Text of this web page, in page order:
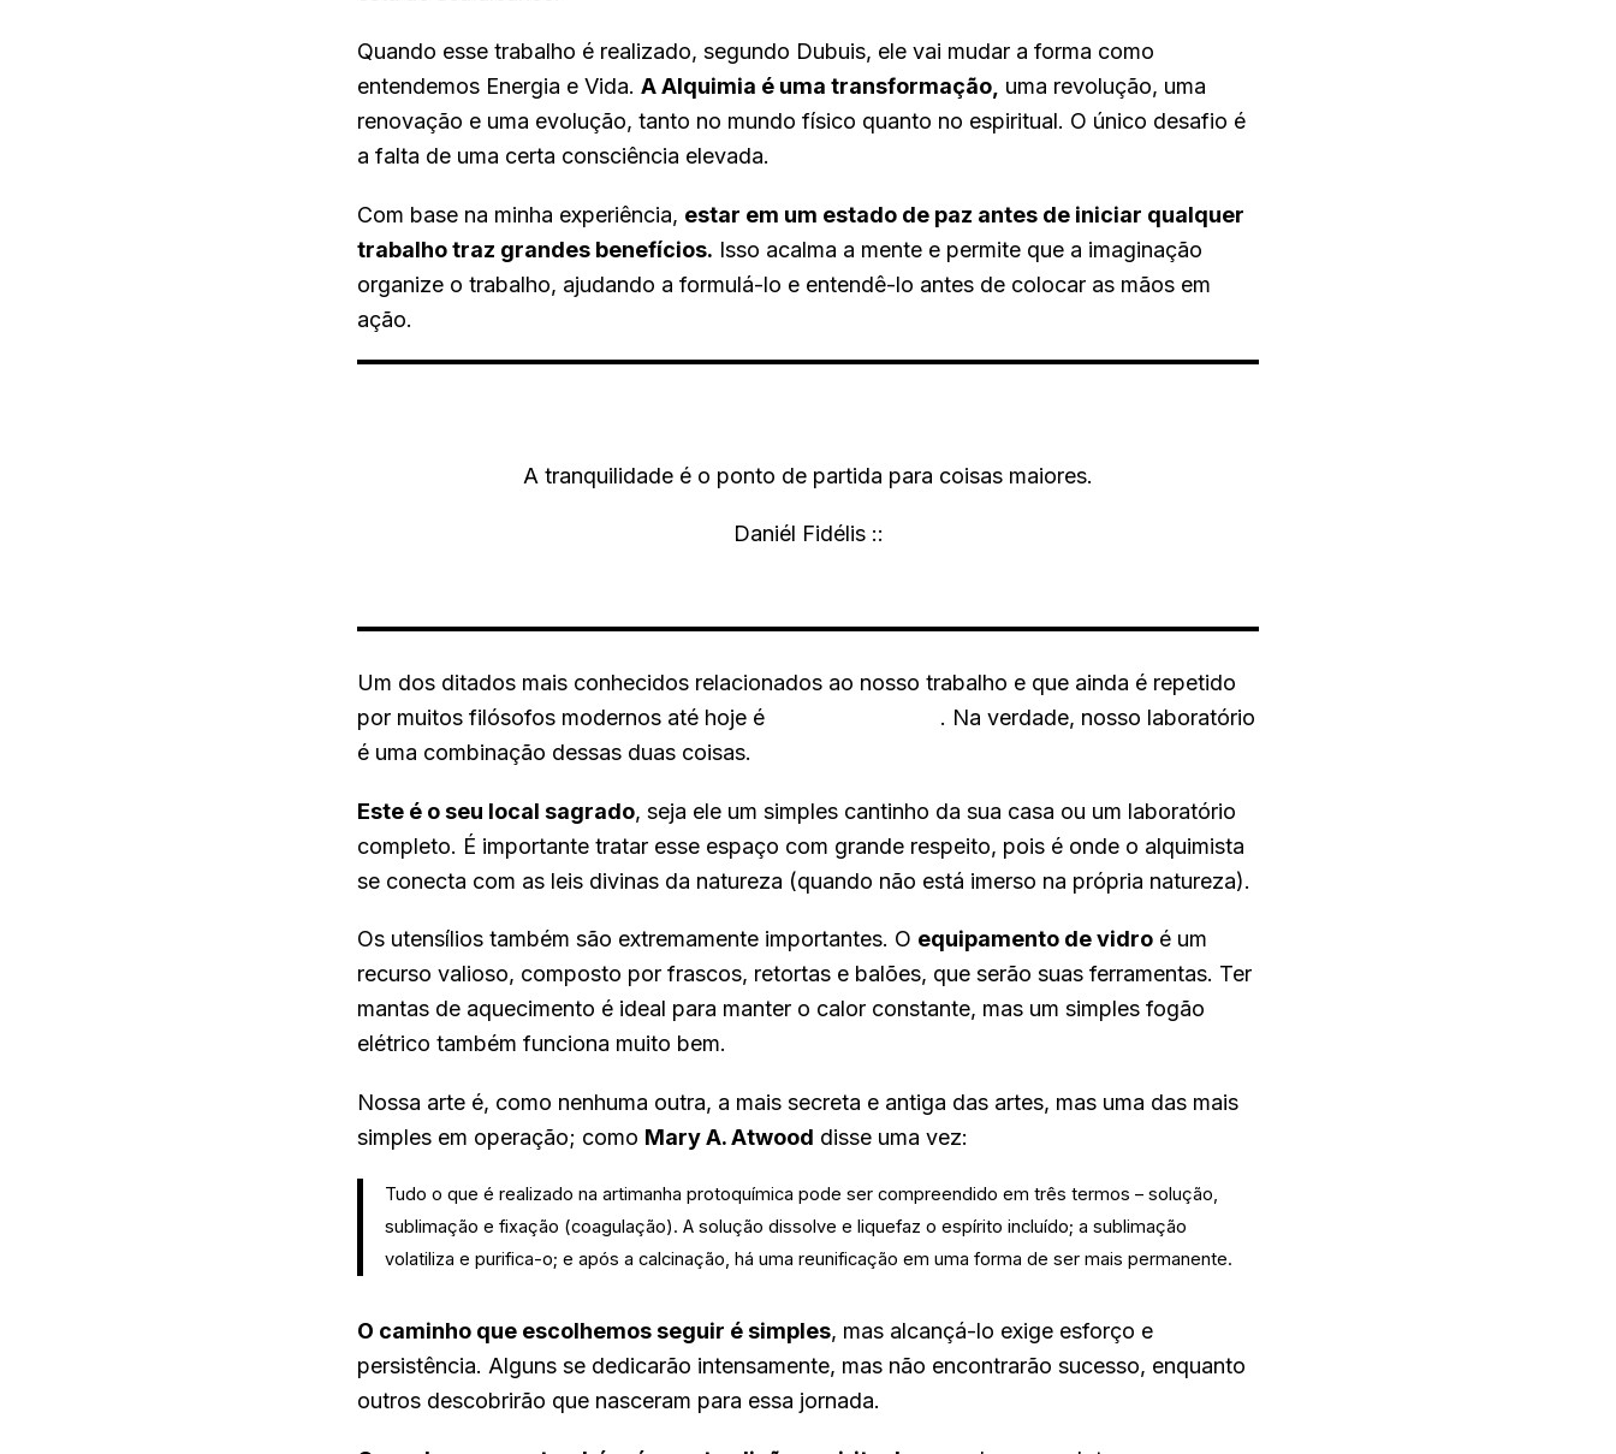
Quando esse trabalho é realizado, segundo Dubuis, ele vai mudar a forma como
entendemos Energia e Vida. A Alquimia é uma transformação, uma revolução, uma
renovação e uma evolução, tanto no mundo físico quanto no espiritual. O único desafio é
a falta de uma certa consciência elevada.
Com base na minha experiência, estar em um estado de paz antes de iniciar qualquer
trabalho traz grandes benefícios. Isso acalma a mente e permite que a imaginação
organize o trabalho, ajudando a formulá-lo e entendê-lo antes de colocar as mãos em
ação.
A tranquilidade é o ponto de partida para coisas maiores.
Daniél Fidélis ::
Um dos ditados mais conhecidos relacionados ao nosso trabalho e que ainda é repetido
por muitos filósofos modernos até hoje é
. Na verdade, nosso laboratório
é uma combinação dessas duas coisas.
Este é o seu local sagrado, seja ele um simples cantinho da sua casa ou um laboratório
completo. É importante tratar esse espaço com grande respeito, pois é onde o alquimista
se conecta com as leis divinas da natureza (quando não está imerso na própria natureza).
Os utensílios também são extremamente importantes. O equipamento de vidro é um
recurso valioso, composto por frascos, retortas e balões, que serão suas ferramentas. Ter
mantas de aquecimento é ideal para manter o calor constante, mas um simples fogão
elétrico também funciona muito bem.
Nossa arte é, como nenhuma outra, a mais secreta e antiga das artes, mas uma das mais
simples em operação; como Mary A. Atwood disse uma vez:
Tudo o que é realizado na artimanha protoquímica pode ser compreendido em três termos – solução,
sublimação e fixação (coagulação). A solução dissolve e liquefaz o espírito incluído; a sublimação
volatiliza e purifica-o; e após a calcinação, há uma reunificação em uma forma de ser mais permanente.
O caminho que escolhemos seguir é simples, mas alcançá-lo exige esforço e
persistência. Alguns se dedicarão intensamente, mas não encontrarão sucesso, enquanto
outros descobrirão que nasceram para essa jornada.